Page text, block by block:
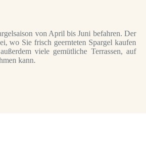
von April bis Juni befahren. Der
wo Sie frisch geernteten Spargel kaufen
viele gemütliche Terrassen, auf
kann.